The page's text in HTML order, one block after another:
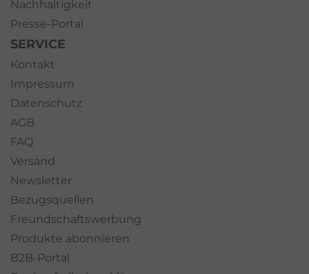
Nachhaltigkeit
Presse-Portal
SERVICE
Kontakt
Impressum
Datenschutz
AGB
FAQ
Versand
Newsletter
Bezugsquellen
Freundschaftswerbung
Produkte abonnieren
B2B-Portal